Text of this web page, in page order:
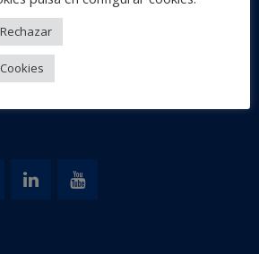
DU BLOG
SEMA Show Las Vegas 2019
Rechazar